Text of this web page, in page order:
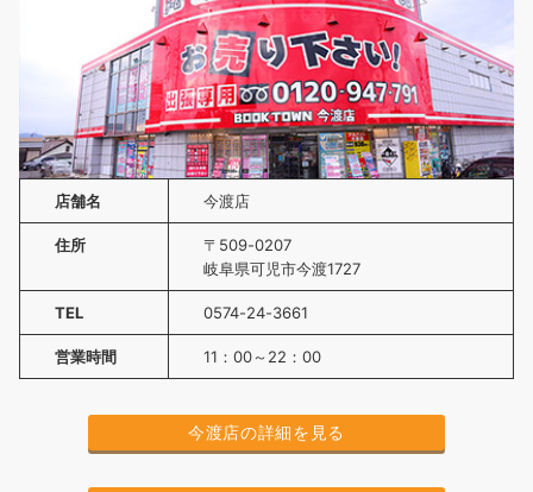
店舗名 今渡店
住所
〒509-0207
岐阜県可児市今渡1727
TEL 0574-24-3661
営業時間 11：00～22：00
今渡店の詳細を見る